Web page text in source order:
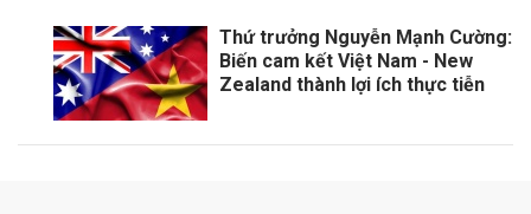
Thứ trưởng Nguyễn Mạnh Cường:
Biến cam kết Việt Nam - New
Zealand thành lợi ích thực tiễn